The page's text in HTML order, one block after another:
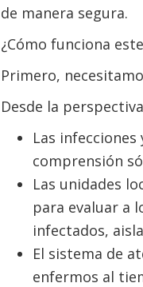
de manera segura.
¿Cómo funciona
Primero,
Desde la
Las
comprensión
Las unidades
para evaluar a
infectados,
El sistema de
enfermos al